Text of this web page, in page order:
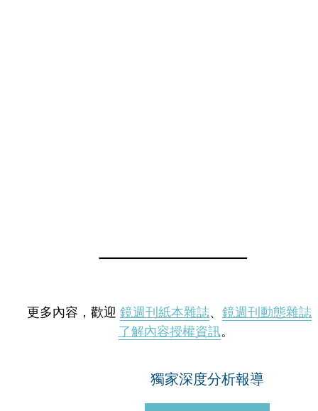
更多內容，歡迎 鏡週刊紙本雜誌、 鏡週刊動態雜誌
了解內容授權資訊。
獨家深度分析報導